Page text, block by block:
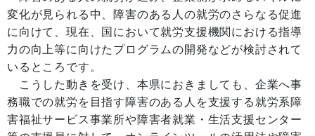
変化が見られる中、障害のある人の就労のさらなる促進
に向けて、現在、国において就労支援機関における指導
力の向上等に向けたプログラムの開発などが検討されて
いるところです。
こうした動きを受け、本県におきましても、企業へ事
務職での就労を目指す障害のある人を支援する就労系障
害福祉サービス事業所や障害者就業・生活支援センター